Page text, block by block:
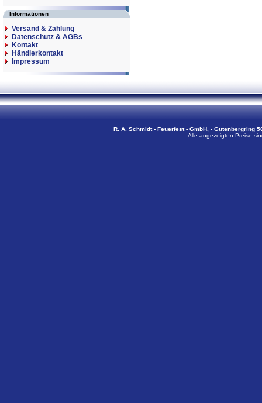
Informationen
Versand & Zahlung
Datenschutz & AGBs
Kontakt
Händlerkontakt
Impressum
R. A. Schmidt - Feuerfest - GmbH, - Gutenbergring
Alle angezeigten Preise